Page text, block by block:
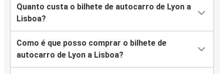
Quanto custa o bilhete de autocarro de Lyon a
Lisboa?
Como é que posso comprar o bilhete de
autocarro de Lyon a Lisboa?